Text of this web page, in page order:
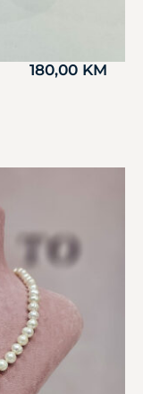
180,00 KM